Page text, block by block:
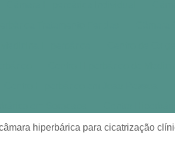
Clínica de Medicina
hiperbárica para cicatrização